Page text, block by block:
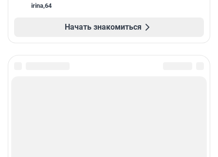
irina,64
Начать знакомиться